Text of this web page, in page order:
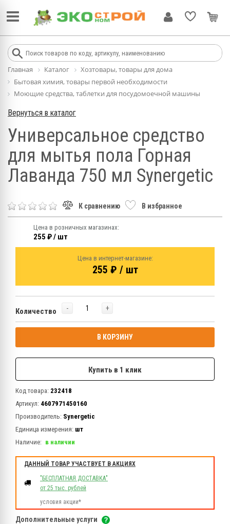
Главная Каталог
Хозтовары, товары для дома
Бытовая химия, товары первой необходимости
Моющие средства, таблетки для посудомоечной машины
Вернуться в каталог
Универсальное средство
для мытья пола Горная
Лаванда 750 мл Synergetic
К сравнению В избранное
Цена в розничных магазинах:
255 ₽ / шт
Цена в интернет-магазине:
255 ₽ / шт
Количество - +
В КОРЗИНУ
Купить в 1 клик
Код товара: 232418
Артикул: 4607971450160
Производитель: Synergetic
Единица измерения: шт
Наличие: в наличии
ДАННЫЙ ТОВАР УЧАСТВУЕТ В АКЦИЯХ
"БЕСПЛАТНАЯ ДОСТАВКА"
от 25 тыс. рублей
условия акции*
Дополнительные услуги